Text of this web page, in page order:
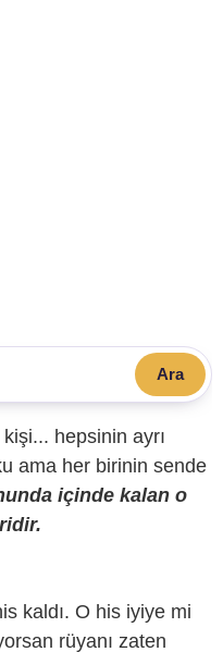
Ara
hepsinin ayrı
ama her birinin sende
içinde kalan o
kaldı. O his iyiye mi
rüyanı zaten